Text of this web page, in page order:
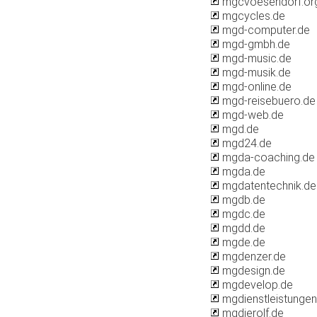
mgcycles.de
mgd-computer.de
mgd-gmbh.de
mgd-music.de
mgd-musik.de
mgd-online.de
mgd-reisebuero.de
mgd-web.de
mgd.de
mgd24.de
mgda-coaching.de
mgda.de
mgdatentechnik.de
mgdb.de
mgdc.de
mgdd.de
mgde.de
mgdenzer.de
mgdesign.de
mgdevelop.de
mgdierolf.de